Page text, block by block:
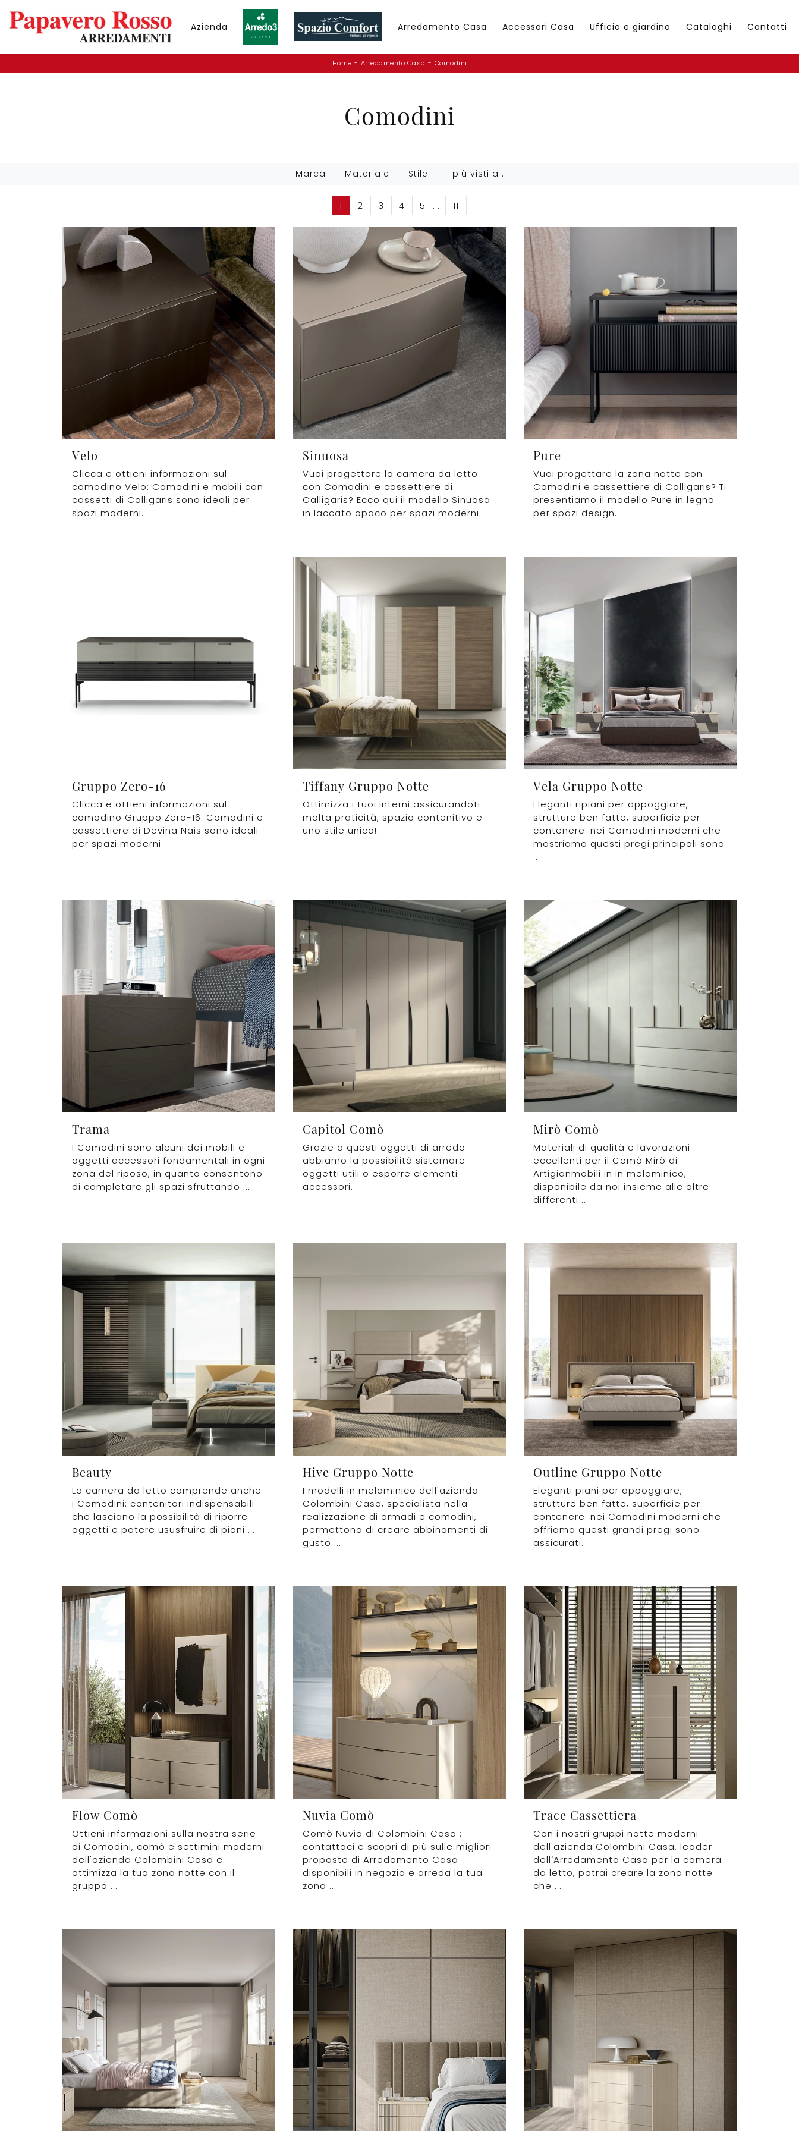
Azienda Arredamento Casa Accessori Casa Ufficio e giardino Cataloghi Contatti
Home - Arredamento Casa - Comodini
Comodini
Marca Materiale Stile I più visti a :
1 2 3 4 5 .... 11
Velo
Clicca e ottieni informazioni sul
comodino Velo: Comodini e mobili con
cassetti di Calligaris sono ideali per
spazi moderni.
Sinuosa
Vuoi progettare la camera da letto
con Comodini e cassettiere di
Calligaris? Ecco qui il modello Sinuosa
in laccato opaco per spazi moderni.
Pure
Vuoi progettare la zona notte con
Comodini e cassettiere di Calligaris? Ti
presentiamo il modello Pure in legno
per spazi design.
Gruppo Zero-16
Clicca e ottieni informazioni sul
comodino Gruppo Zero-16: Comodini e
cassettiere di Devina Nais sono ideali
per spazi moderni.
Tiffany Gruppo Notte
Ottimizza i tuoi interni assicurandoti
molta praticità, spazio contenitivo e
uno stile unico!.
Vela Gruppo Notte
Eleganti ripiani per appoggiare,
strutture ben fatte, superficie per
contenere: nei Comodini moderni che
mostriamo questi pregi principali sono
...
Trama
I Comodini sono alcuni dei mobili e
oggetti accessori fondamentali in ogni
zona del riposo, in quanto consentono
di completare gli spazi sfruttando ...
Capitol Comò
Grazie a questi oggetti di arredo
abbiamo la possibilità sistemare
oggetti utili o esporre elementi
accessori.
Mirò Comò
Materiali di qualità e lavorazioni
eccellenti per il Comò Mirò di
Artigianmobili in in melaminico,
disponibile da noi insieme alle altre
differenti ...
Beauty
La camera da letto comprende anche
i Comodini: contenitori indispensabili
che lasciano la possibilità di riporre
oggetti e potere ususfruire di piani ...
Hive Gruppo Notte
I modelli in melaminico dell'azienda
Colombini Casa, specialista nella
realizzazione di armadi e comodini,
permettono di creare abbinamenti di
gusto ...
Outline Gruppo Notte
Eleganti piani per appoggiare,
strutture ben fatte, superficie per
contenere: nei Comodini moderni che
offriamo questi grandi pregi sono
assicurati.
Flow Comò
Ottieni informazioni sulla nostra serie
di Comodini, comò e settimini moderni
dell'azienda Colombini Casa e
ottimizza la tua zona notte con il
gruppo ...
Nuvia Comò
Comò Nuvia di Colombini Casa :
contattaci e scopri di più sulle migliori
proposte di Arredamento Casa
disponibili in negozio e arreda la tua
zona ...
Trace Cassettiera
Con i nostri gruppi notte moderni
dell'azienda Colombini Casa, leader
dell’Arredamento Casa per la camera
da letto, potrai creare la zona notte
che ...